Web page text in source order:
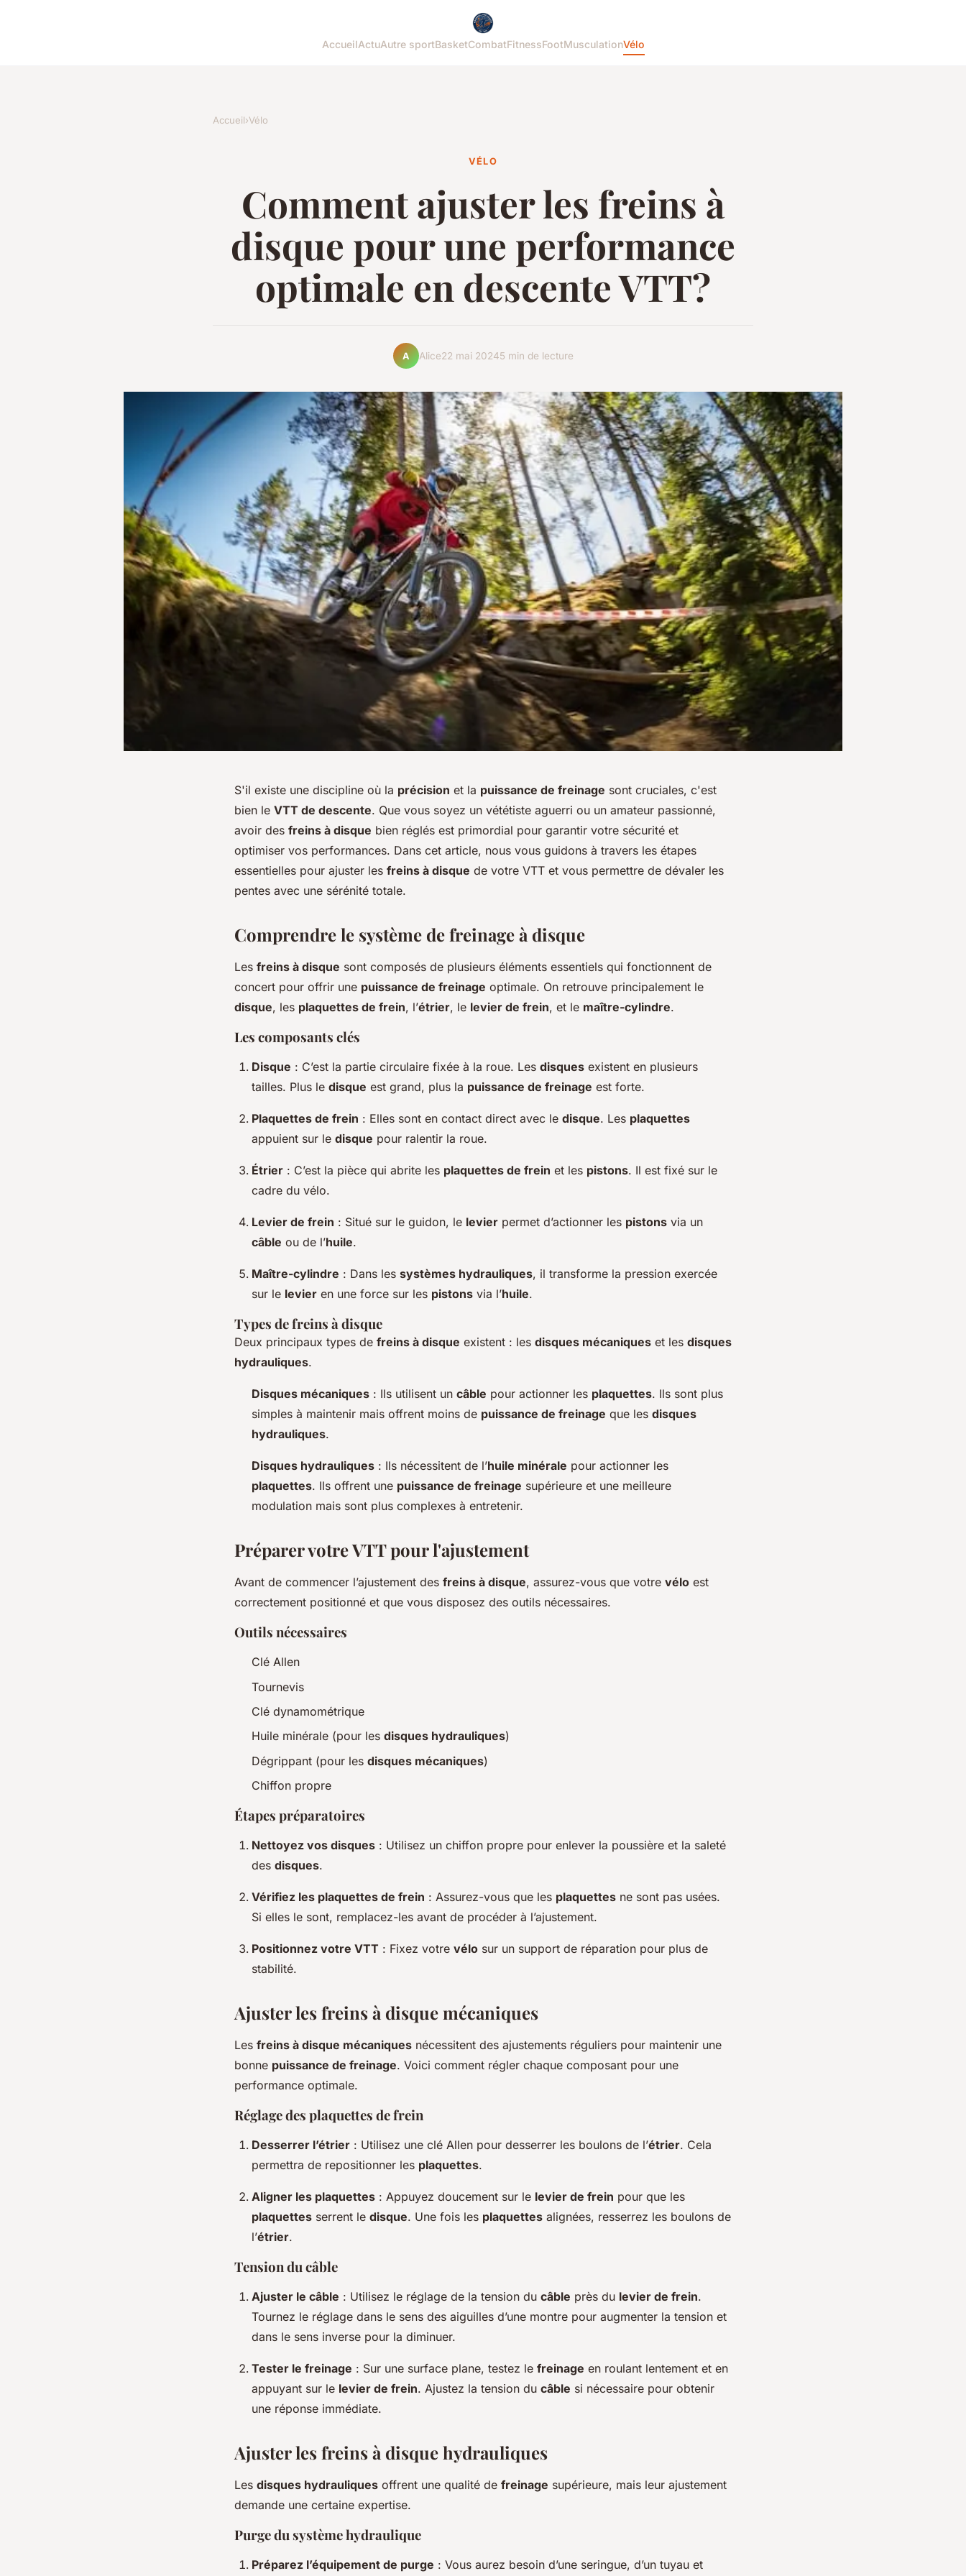
AccueilActuAutre sportBasketCombatFitnessFootMusculationVélo
Accueil›Vélo
VÉLO
Comment ajuster les freins à
disque pour une performance
optimale en descente VTT?
A Alice22 mai 20245 min de lecture
S'il existe une discipline où la précision et la puissance de freinage sont cruciales, c'est
bien le VTT de descente. Que vous soyez un vététiste aguerri ou un amateur passionné,
avoir des freins à disque bien réglés est primordial pour garantir votre sécurité et
optimiser vos performances. Dans cet article, nous vous guidons à travers les étapes
essentielles pour ajuster les freins à disque de votre VTT et vous permettre de dévaler les
pentes avec une sérénité totale.
Comprendre le système de freinage à disque
Les freins à disque sont composés de plusieurs éléments essentiels qui fonctionnent de
concert pour offrir une puissance de freinage optimale. On retrouve principalement le
disque, les plaquettes de frein, l’étrier, le levier de frein, et le maître-cylindre.
Les composants clés
Disque : C’est la partie circulaire fixée à la roue. Les disques existent en plusieurs
tailles. Plus le disque est grand, plus la puissance de freinage est forte.
Plaquettes de frein : Elles sont en contact direct avec le disque. Les plaquettes
appuient sur le disque pour ralentir la roue.
Étrier : C’est la pièce qui abrite les plaquettes de frein et les pistons. Il est fixé sur le
cadre du vélo.
Levier de frein : Situé sur le guidon, le levier permet d’actionner les pistons via un
câble ou de l’huile.
Maître-cylindre : Dans les systèmes hydrauliques, il transforme la pression exercée
sur le levier en une force sur les pistons via l’huile.
Types de freins à disque
Deux principaux types de freins à disque existent : les disques mécaniques et les disques
hydrauliques.
Disques mécaniques : Ils utilisent un câble pour actionner les plaquettes. Ils sont plus
simples à maintenir mais offrent moins de puissance de freinage que les disques
hydrauliques.
Disques hydrauliques : Ils nécessitent de l’huile minérale pour actionner les
plaquettes. Ils offrent une puissance de freinage supérieure et une meilleure
modulation mais sont plus complexes à entretenir.
Préparer votre VTT pour l'ajustement
Avant de commencer l’ajustement des freins à disque, assurez-vous que votre vélo est
correctement positionné et que vous disposez des outils nécessaires.
Outils nécessaires
Clé Allen
Tournevis
Clé dynamométrique
Huile minérale (pour les disques hydrauliques)
Dégrippant (pour les disques mécaniques)
Chiffon propre
Étapes préparatoires
Nettoyez vos disques : Utilisez un chiffon propre pour enlever la poussière et la saleté
des disques.
Vérifiez les plaquettes de frein : Assurez-vous que les plaquettes ne sont pas usées.
Si elles le sont, remplacez-les avant de procéder à l’ajustement.
Positionnez votre VTT : Fixez votre vélo sur un support de réparation pour plus de
stabilité.
Ajuster les freins à disque mécaniques
Les freins à disque mécaniques nécessitent des ajustements réguliers pour maintenir une
bonne puissance de freinage. Voici comment régler chaque composant pour une
performance optimale.
Réglage des plaquettes de frein
Desserrer l’étrier : Utilisez une clé Allen pour desserrer les boulons de l’étrier. Cela
permettra de repositionner les plaquettes.
Aligner les plaquettes : Appuyez doucement sur le levier de frein pour que les
plaquettes serrent le disque. Une fois les plaquettes alignées, resserrez les boulons de
l’étrier.
Tension du câble
Ajuster le câble : Utilisez le réglage de la tension du câble près du levier de frein.
Tournez le réglage dans le sens des aiguilles d’une montre pour augmenter la tension et
dans le sens inverse pour la diminuer.
Tester le freinage : Sur une surface plane, testez le freinage en roulant lentement et en
appuyant sur le levier de frein. Ajustez la tension du câble si nécessaire pour obtenir
une réponse immédiate.
Ajuster les freins à disque hydrauliques
Les disques hydrauliques offrent une qualité de freinage supérieure, mais leur ajustement
demande une certaine expertise.
Purge du système hydraulique
Préparez l’équipement de purge : Vous aurez besoin d’une seringue, d’un tuyau et